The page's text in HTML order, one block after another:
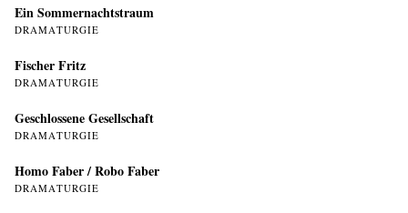
Ein Sommer­nachtstraum
DRAMATURGIE
Fischer Fritz
DRAMATURGIE
Geschlossene Gesellschaft
DRAMATURGIE
Homo Faber / Robo Faber
DRAMATURGIE